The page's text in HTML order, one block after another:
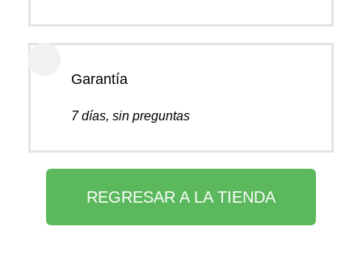
Garantía
7 días, sin preguntas
REGRESAR A LA TIENDA